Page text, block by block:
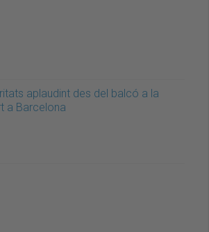
aplaudint des del balcó a la
a Barcelona